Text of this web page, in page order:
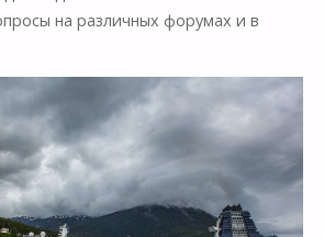
на различных форумах и в